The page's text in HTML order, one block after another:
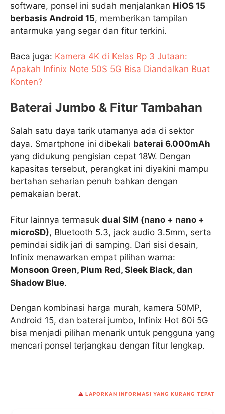
software, ponsel ini sudah menjalankan HiOS 15
berbasis Android 15, memberikan tampilan
antarmuka yang segar dan fitur terkini.
Baca juga: Kamera 4K di Kelas Rp 3 Jutaan:
Apakah Infinix Note 50S 5G Bisa Diandalkan Buat
Konten?
Baterai Jumbo & Fitur Tambahan
Salah satu daya tarik utamanya ada di sektor
daya. Smartphone ini dibekali baterai 6.000mAh
yang didukung pengisian cepat 18W. Dengan
kapasitas tersebut, perangkat ini diyakini mampu
bertahan seharian penuh bahkan dengan
pemakaian berat.
Fitur lainnya termasuk dual SIM (nano + nano +
microSD), Bluetooth 5.3, jack audio 3.5mm, serta
pemindai sidik jari di samping. Dari sisi desain,
Infinix menawarkan empat pilihan warna:
Monsoon Green, Plum Red, Sleek Black, dan
Shadow Blue.
Dengan kombinasi harga murah, kamera 50MP,
Android 15, dan baterai jumbo, Infinix Hot 60i 5G
bisa menjadi pilihan menarik untuk pengguna yang
mencari ponsel terjangkau dengan fitur lengkap.
⚠️ LAPORKAN INFORMASI YANG KURANG TEPAT